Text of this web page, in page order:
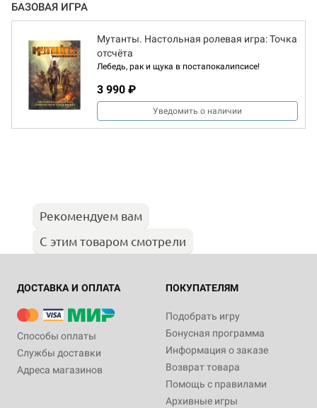
БАЗОВАЯ ИГРА
Мутанты. Настольная ролевая игра: Точка
отсчёта
Лебедь, рак и щука в постапокалипсисе!
3 990 ₽
Уведомить о наличии
Рекомендуем вам
С этим товаром смотрели
ДОСТАВКА И ОПЛАТА
Способы оплаты
Службы доставки
Адреса магазинов
ПОКУПАТЕЛЯМ
Подобрать игру
Бонусная программа
Информация о заказе
Возврат товара
Помощь с правилами
Архивные игры